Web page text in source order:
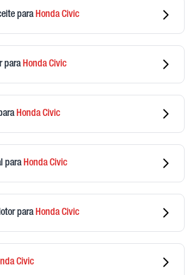
para HondaCivic
para HondaCivic
HondaCivic
para HondaCivic
para HondaCivic
Civic